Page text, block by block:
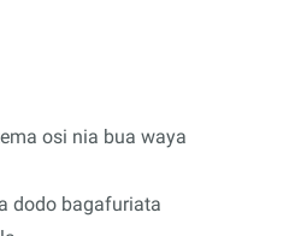
osi nia bua waya
dodo bagafuriata